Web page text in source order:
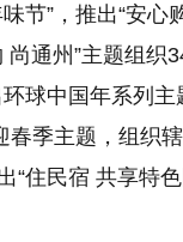
”，推出“安心
通州”主题组织
球中国年系列
春季主题，组织
住民宿 共享特